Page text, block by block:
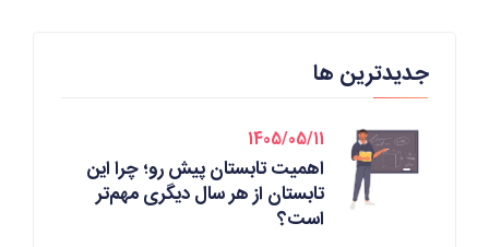
جدیدترین ها
1405/05/11
اهمیت تابستان پیش رو؛ چرا این
تابستان از هر سال دیگری مهم‌تر
است؟